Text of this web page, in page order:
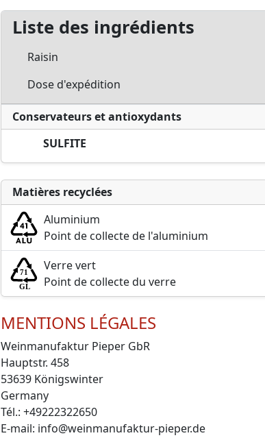
Liste des ingrédients
Raisin
Dose d'expédition
Conservateurs et antioxydants
SULFITE
Matières recyclées
Aluminium
Point de collecte de l'aluminium
Verre vert
Point de collecte du verre
MENTIONS LÉGALES
Weinmanufaktur Pieper GbR
Hauptstr. 458
53639 Königswinter
Germany
Tél.: +49222322650
E-mail: info@weinmanufaktur-pieper.de